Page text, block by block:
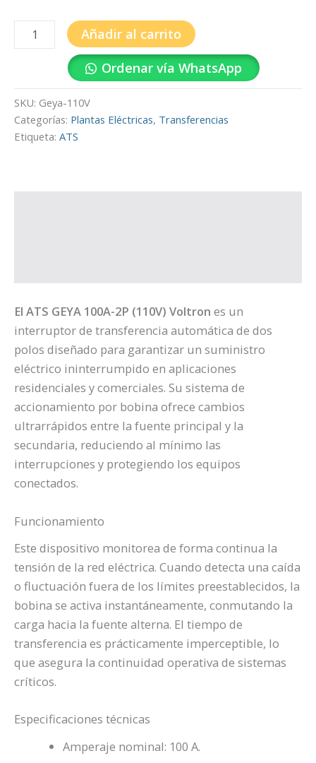
Añadir al carrito
Ordenar vía WhatsApp
SKU: Geya-110V
Categorías: Plantas Eléctricas, Transferencias
Etiqueta: ATS
El ATS GEYA 100A-2P (110V) Voltron es un
interruptor de transferencia automática de dos
polos diseñado para garantizar un suministro
eléctrico ininterrumpido en aplicaciones
residenciales y comerciales. Su sistema de
accionamiento por bobina ofrece cambios
ultrarrápidos entre la fuente principal y la
secundaria, reduciendo al mínimo las
interrupciones y protegiendo los equipos
conectados.
Funcionamiento
Este dispositivo monitorea de forma continua la
tensión de la red eléctrica. Cuando detecta una caída
o fluctuación fuera de los límites preestablecidos, la
bobina se activa instantáneamente, conmutando la
carga hacia la fuente alterna. El tiempo de
transferencia es prácticamente imperceptible, lo
que asegura la continuidad operativa de sistemas
críticos.
Especificaciones técnicas
Amperaje nominal: 100 A.